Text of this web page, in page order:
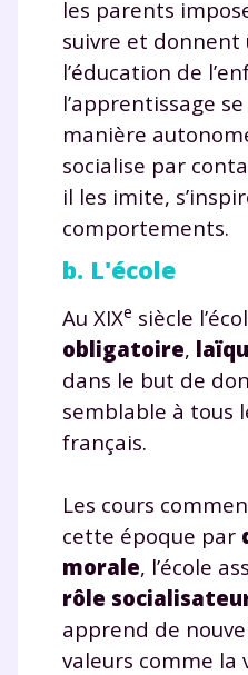
les parents
suivre et donnent
l’éducation de
l’apprentissage
manière
socialise par
il les imite,
comportements.
b. L'école
Au XIXe siècle
obligatoire,
dans le but de
semblable à tous
français.
Les cours
cette époque par
morale, l’école
rôle
apprend de
valeurs comme la
Envie de
et de
année
Testez
pendant
plateforme
scolaire !
Fiches de cours
suivre les
Tout le
la Terminale
Des profs
à la demande